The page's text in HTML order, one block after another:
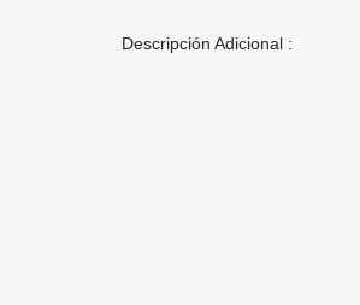
Descripción Adicional :